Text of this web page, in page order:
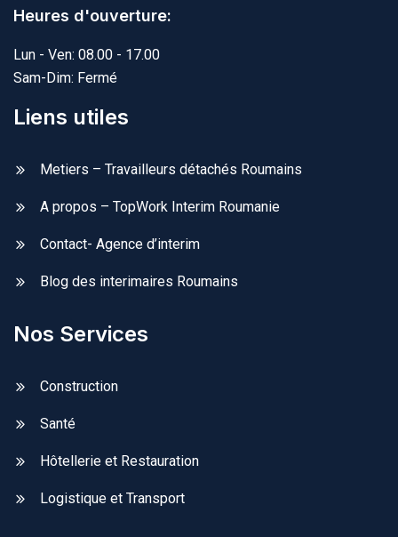
Heures d'ouverture:
Lun - Ven: 08.00 - 17.00
Sam-Dim: Fermé
Liens utiles
Metiers – Travailleurs détachés Roumains
A propos – TopWork Interim Roumanie
Contact- Agence d’interim
Blog des interimaires Roumains
Nos Services
Construction
Santé
Hôtellerie et Restauration
Logistique et Transport